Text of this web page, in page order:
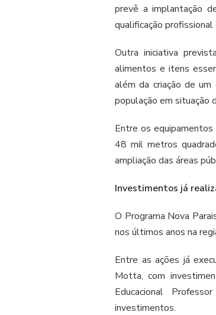
prevê a implantação
qualificação profissional
Outra iniciativa
alimentos e itens
além da criação de
população em situação
Entre os
48 mil metros
ampliação das áreas
Investimentos já
O Programa Nova
nos últimos anos na
Entre as ações já
Motta, com
Educacional
investimentos.